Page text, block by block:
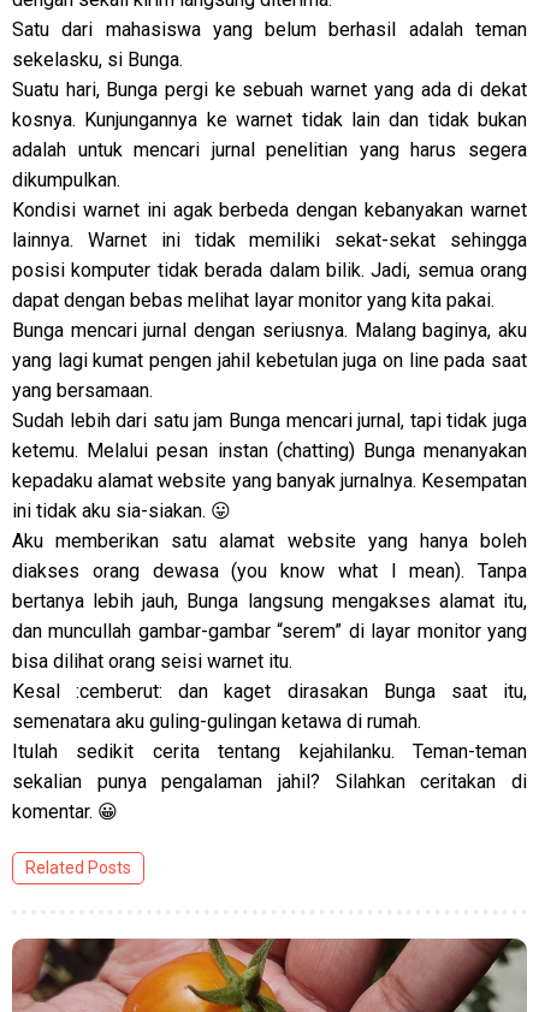
Satu dari mahasiswa yang belum berhasil adalah teman
sekelasku, si Bunga.
Suatu hari, Bunga pergi ke sebuah warnet yang ada di dekat
kosnya. Kunjungannya ke warnet tidak lain dan tidak bukan
adalah untuk mencari jurnal penelitian yang harus segera
dikumpulkan.
Kondisi warnet ini agak berbeda dengan kebanyakan warnet
lainnya. Warnet ini tidak memiliki sekat-sekat sehingga
posisi komputer tidak berada dalam bilik. Jadi, semua orang
dapat dengan bebas melihat layar monitor yang kita pakai.
Bunga mencari jurnal dengan seriusnya. Malang baginya, aku
yang lagi kumat pengen jahil kebetulan juga on line pada saat
yang bersamaan.
Sudah lebih dari satu jam Bunga mencari jurnal, tapi tidak juga
ketemu. Melalui pesan instan (chatting) Bunga menanyakan
kepadaku alamat website yang banyak jurnalnya. Kesempatan
ini tidak aku sia-siakan. 😛
Aku memberikan satu alamat website yang hanya boleh
diakses orang dewasa (you know what I mean). Tanpa
bertanya lebih jauh, Bunga langsung mengakses alamat itu,
dan muncullah gambar-gambar “serem” di layar monitor yang
bisa dilihat orang seisi warnet itu.
Kesal :cemberut: dan kaget dirasakan Bunga saat itu,
semenatara aku guling-gulingan ketawa di rumah.
Itulah sedikit cerita tentang kejahilanku. Teman-teman
sekalian punya pengalaman jahil? Silahkan ceritakan di
komentar. 😀
Related Posts